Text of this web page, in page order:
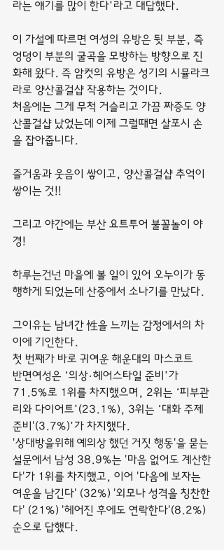
라는 얘기를 많이 한다’라고 대답했다.
이 가설에 따르면 여성의 유방은 뒷 부분, 즉
엉덩이 부분의 굴곡을 모방하는 방향으로 진
화해 왔다. 즉 암컷의 유방은 성기의 시뮬라크
라로 양산콜걸샵 작용하는 것이다.
처음에는 그게 무척 거슬리고 가끔 짜증도 양
산콜걸샵 났었는데 이제 그럴때면 살포시 손
을 잡아줍니다.
즐거움과 웃음이 쌓이고, 양산콜걸샵 추억이
쌓이는 것!!
그리고 야간에는 부산 요트투어 불꼴놀이 야
경!
하루는건넌 마을에 볼 일이 있어 오누이가 동
행하게 되었는데 산중에서 소나기를 만났다.
그이유는 남녀간 性을 느끼는 감정에서의 차
이에 기인한다.
첫 번째가 바로 귀여운 해운대의 마스코트
반면여성은 ‘의상·헤어스타일 준비’가
71.5%로 1위를 차지했으며, 2위는 ‘피부관
리와 다이어트’(23.1%), 3위는 ‘대화 주제
준비'(3.7%)’가 차지했다.
'상대방을위해 예의상 했던 거짓 행동'을 묻는
설문에서 남성 38.9%는 '마음 없어도 계산한
다'가 1위를 차지했고, 이어 '다음에 보자는
여운을 남긴다' (32%) '외모나 성격을 칭찬한
다' (21%) '헤어진 후에도 연락한다'(8.2%)
순으로 답했다.